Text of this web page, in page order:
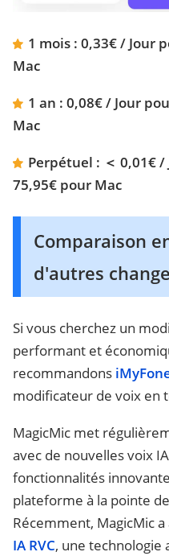
1 mois : 0,33€ / Jour
Mac
1 an : 0,08€ / Jour
Mac
Perpétuel : ＜ 0,01€
75,95€ pour Mac
Comparaison
d'autres
Si vous cherchez un
performant et
recommandons
modificateur de voix en
MagicMic met
avec de nouvelles voix
fonctionnalités
plateforme à la pointe
Récemment, MagicMic
IA RVC, une technologie